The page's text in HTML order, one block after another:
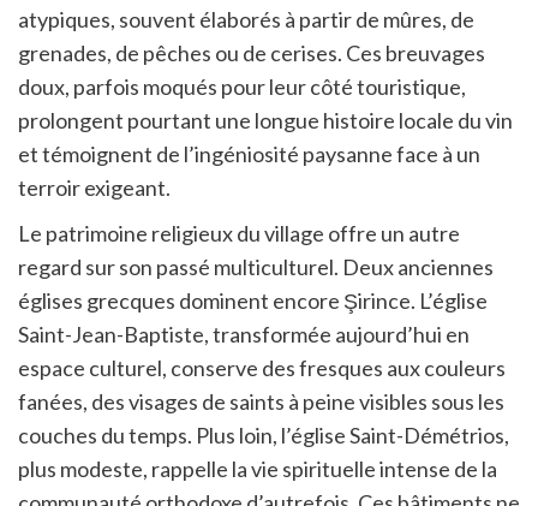
atypiques, souvent élaborés à partir de mûres, de
grenades, de pêches ou de cerises. Ces breuvages
doux, parfois moqués pour leur côté touristique,
prolongent pourtant une longue histoire locale du vin
et témoignent de l’ingéniosité paysanne face à un
terroir exigeant.
Le patrimoine religieux du village offre un autre
regard sur son passé multiculturel. Deux anciennes
églises grecques dominent encore Şirince. L’église
Saint-Jean-Baptiste, transformée aujourd’hui en
espace culturel, conserve des fresques aux couleurs
fanées, des visages de saints à peine visibles sous les
couches du temps. Plus loin, l’église Saint-Démétrios,
plus modeste, rappelle la vie spirituelle intense de la